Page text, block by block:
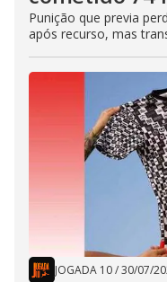
Punição que previa
após recurso, mas
JOGADA 10/30/07/